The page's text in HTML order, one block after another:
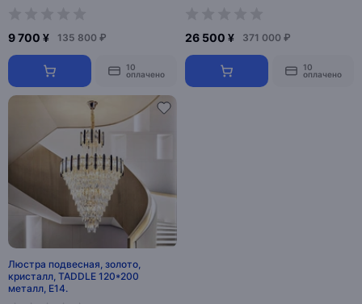
9 700 ¥ 135 800 ₽
10
оплачено
26 500 ¥ 371 000 ₽
10
оплачено
Люстра подвесная, золото,
кристалл, TADDLE 120*200
металл, E14.